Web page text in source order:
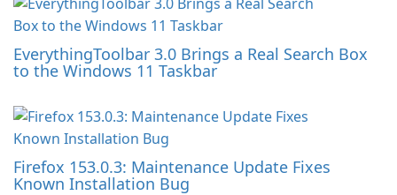
EverythingToolbar 3.0 Brings a Real Search Box
to the Windows 11 Taskbar
Firefox 153.0.3: Maintenance Update Fixes
Known Installation Bug